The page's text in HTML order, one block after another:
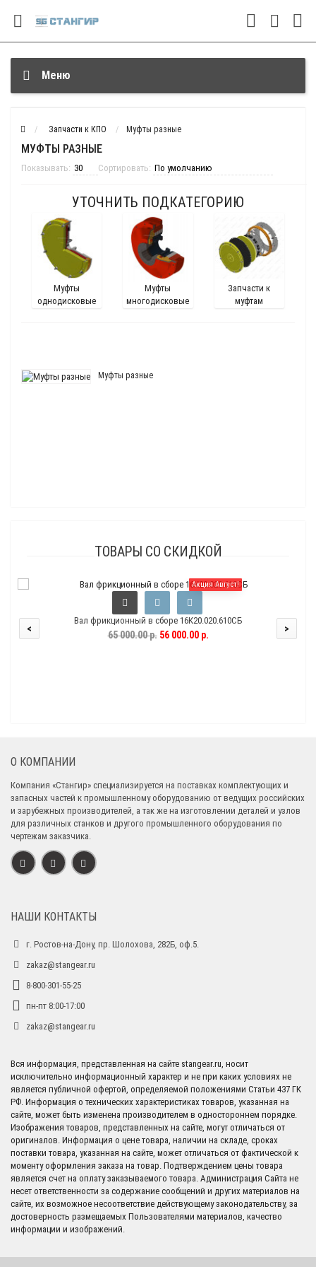
Меню
Запчасти к КПО Муфты разные
МУФТЫ РАЗНЫЕ
Показывать: Сортировать:
УТОЧНИТЬ ПОДКАТЕГОРИЮ
Муфты
однодисковые
Муфты
многодисковые
Запчасти к
муфтам
Муфты разные
ТОВАРЫ СО СКИДКОЙ
Акция Август!
Вал фрикционный в сборе 16К20.020.610СБ
65 000.00 р.56 000.00 р.
< >
О КОМПАНИИ
Компания «Стангир» специализируется на поставках комплектующих и
запасных частей к промышленному оборудованию от ведущих российских
и зарубежных производителей, а так же на изготовлении деталей и узлов
для различных станков и другого промышленного оборудования по
чертежам заказчика.
НАШИ КОНТАКТЫ
г. Ростов-на-Дону, пр. Шолохова, 282Б, оф.5.
zakaz@stangear.ru
8-800-301-55-25
пн-пт 8:00-17:00
zakaz@stangear.ru
Вся информация, представленная на сайте stangear.ru, носит
исключительно информационный характер и не при каких условиях не
является публичной офертой, определяемой положениями Статьи 437 ГК
РФ. Информация о технических характеристиках товаров, указанная на
сайте, может быть изменена производителем в одностороннем порядке.
Изображения товаров, представленных на сайте, могут отличаться от
оригиналов. Информация о цене товара, наличии на складе, сроках
поставки товара, указанная на сайте, может отличаться от фактической к
моменту оформления заказа на товар. Подтверждением цены товара
является счет на оплату заказываемого товара. Администрация Сайта не
несет ответственности за содержание сообщений и других материалов на
сайте, их возможное несоответствие действующему законодательству, за
достоверность размещаемых Пользователями материалов, качество
информации и изображений.